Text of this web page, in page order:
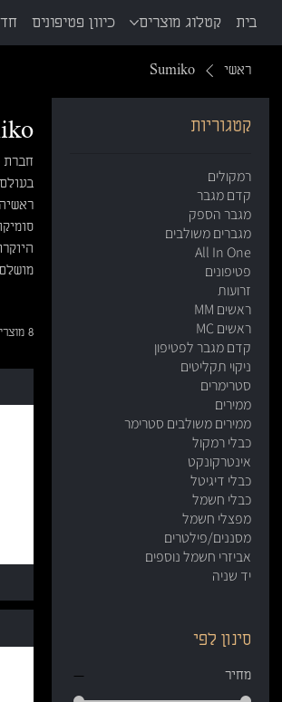
בית קטלוג מוצרים כיוון פטיפונים
ראשי Sumiko
קטגוריות
רמקולים
קדם מגבר
מגבר הספק
מגברים משולבים
All In One
פטיפונים
זרועות
ראשים MM
ראשים MC
קדם מגבר לפטיפון
ניקוי תקליטים
סטרימרים
ממירים
ממירים משולבים סטרימר
כבלי רמקול
אינטרקונקט
כבלי דיגיטל
כבלי חשמל
מפצלי חשמל
מסננים/פילטרים
אביזרי חשמל נוספים
יד שניה
סינון לפי
מחיר
8 מוצרים